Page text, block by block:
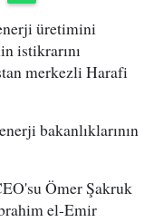
üretimini
istikrarını
merkezli Harafi
bakanlıklarının
Ömer Şakruk
el-Emir